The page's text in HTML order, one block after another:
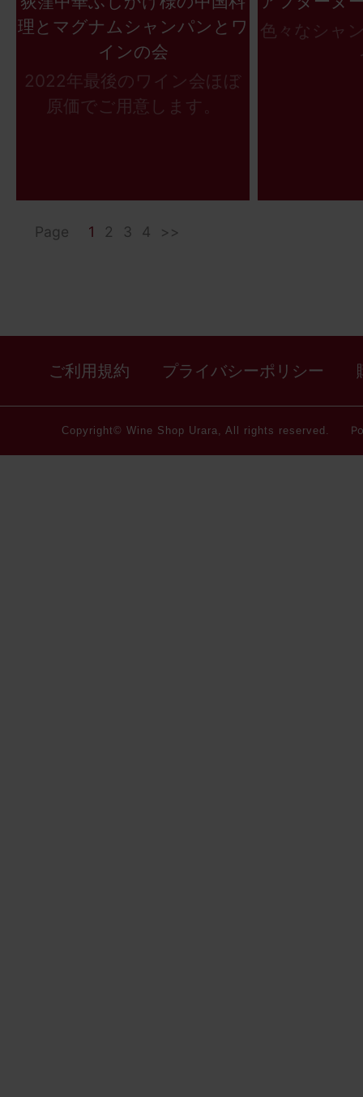
理とマグナムシャンパンとワ
インの会
2022年最後のワイン会ほぼ
原価でご用意します。
色々なシャ
Page 1 2 3 4 >>
ご利用規約 プライバシーポリシー
Copyright© Wine Shop Urara, All rights reserved.